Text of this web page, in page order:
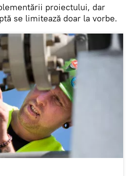
proiectului, dar
se limitează doar la vorbe.